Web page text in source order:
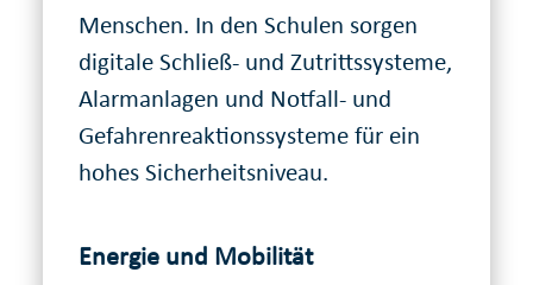
Menschen. In den Schulen sorgen
digitale Schließ- und Zutrittssysteme,
Alarmanlagen und Notfall- und
Gefahrenreaktionssysteme für ein
hohes Sicherheitsniveau.
Energie und Mobilität